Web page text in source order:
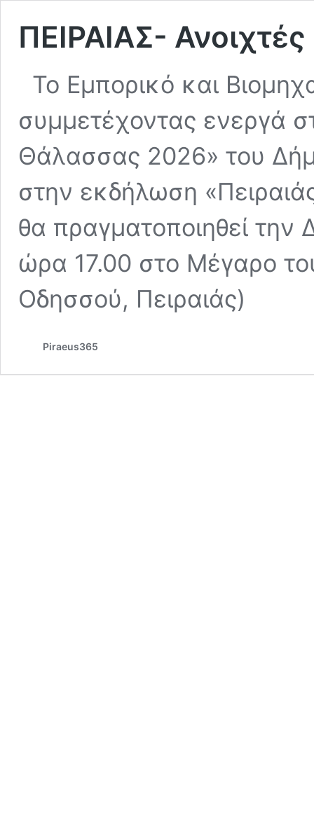
ΠΕΙΡΑΙΑΣ-
Το Εμπορικό και
συμμετέχοντας ενεργά
Θάλασσας 2026» του
στην εκδήλωση
θα πραγματοποιηθεί
ώρα 17.00 στο Μέγαρο
Οδησσού, Πειραιάς)
Piraeus365